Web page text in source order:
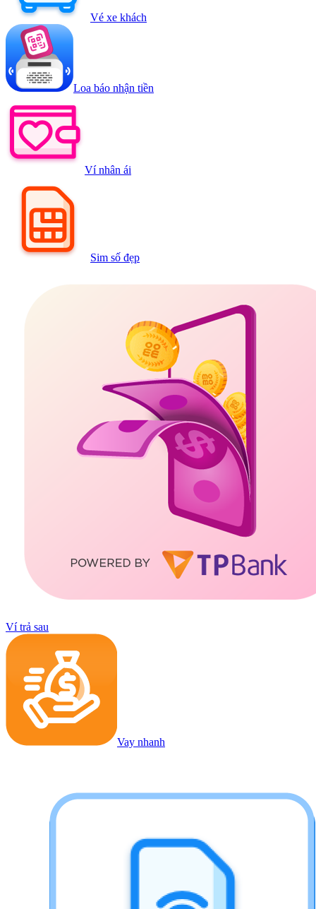
Vé xe khách
Loa báo nhận tiền
Ví nhân ái
Sim số đẹp
Ví trả sau
Vay nhanh